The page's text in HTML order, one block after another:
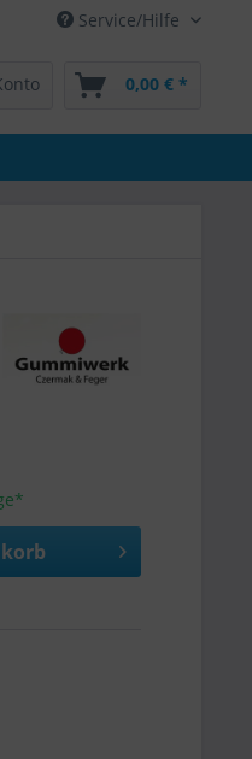
Service/Hilfe
0,00 € *